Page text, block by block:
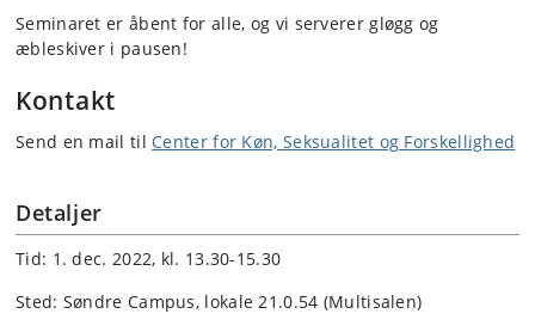
Seminaret er åbent for alle, og vi serverer gløgg og
æbleskiver i pausen!
Kontakt
Send en mail tilCenter for Køn, Seksualitet og Forskellighed
Detaljer
Tid: 1. dec. 2022, kl. 13.30-15.30
Sted: Søndre Campus, lokale 21.0.54 (Multisalen)